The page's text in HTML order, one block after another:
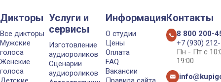
Дикторы
Все дикторы
Мужские
голоса
Женские
голоса
Услуги и
сервисы
Изготовление
аудиороликов
Сценарии
аудиороликов
Информация
О студии
Цены
Оплата
FAQ
Вакансии
Контакты
8 800 200-
+7 (930)
Пн - Пт с
19:00